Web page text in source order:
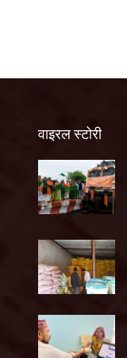
वाइरल स्टोरी